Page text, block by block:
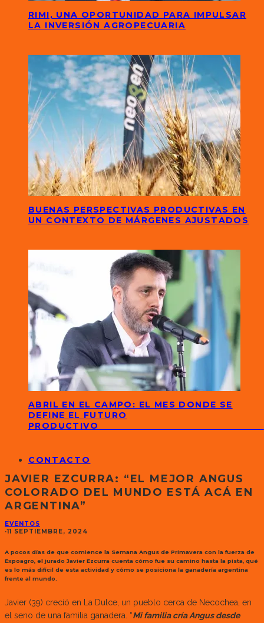
RIMI, UNA OPORTUNIDAD PARA IMPULSAR
LA INVERSIÓN AGROPECUARIA
BUENAS PERSPECTIVAS PRODUCTIVAS EN
UN CONTEXTO DE MÁRGENES AJUSTADOS
ABRIL EN EL CAMPO: EL MES DONDE SE
DEFINE EL FUTURO
PRODUCTIVO
CONTACTO
JAVIER EZCURRA: “EL MEJOR ANGUS
COLORADO DEL MUNDO ESTÁ ACÁ EN
ARGENTINA”
EVENTOS
·11 SEPTIEMBRE, 2024
A pocos días de que comience la Semana Angus de Primavera con la fuerza de
Expoagro, el jurado Javier Ezcurra cuenta cómo fue su camino hasta la pista, qué
es lo más difícil de esta actividad y cómo se posiciona la ganadería argentina
frente al mundo.
Javier (39) creció en La Dulce, un pueblo cerca de Necochea, en
el seno de una familia ganadera. “Mi familia cría Angus desde